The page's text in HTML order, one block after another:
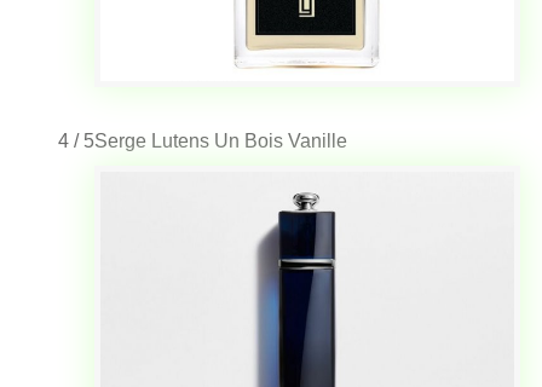
4 / 5Serge Lutens Un Bois Vanille